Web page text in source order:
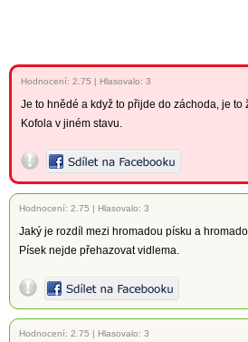
Hodnocení: 2.75 | Hlasovalo: 3
Je to hnědé a když to přijde do záchoda, je to
Kofola v jiném stavu.
Hodnocení: 2.75 | Hlasovalo: 3
Jaký je rozdíl mezi hromadou písku a
Písek nejde přehazovat vidlema.
Hodnocení: 2.75 | Hlasovalo: 3